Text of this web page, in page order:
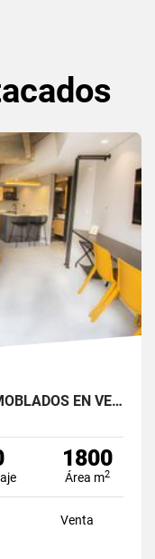
EDIFICIO DE APARTAMENTOS AMOBLADOS EN VENTA
1800
Área m2
Venta